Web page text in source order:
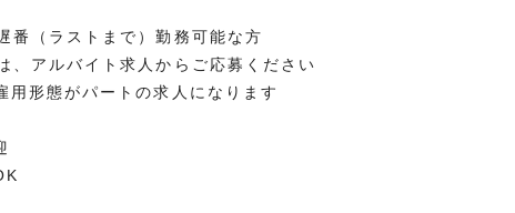
番（ラストまで）勤務可能な方
、アルバイト求人からご応募ください
用形態がパートの求人になります